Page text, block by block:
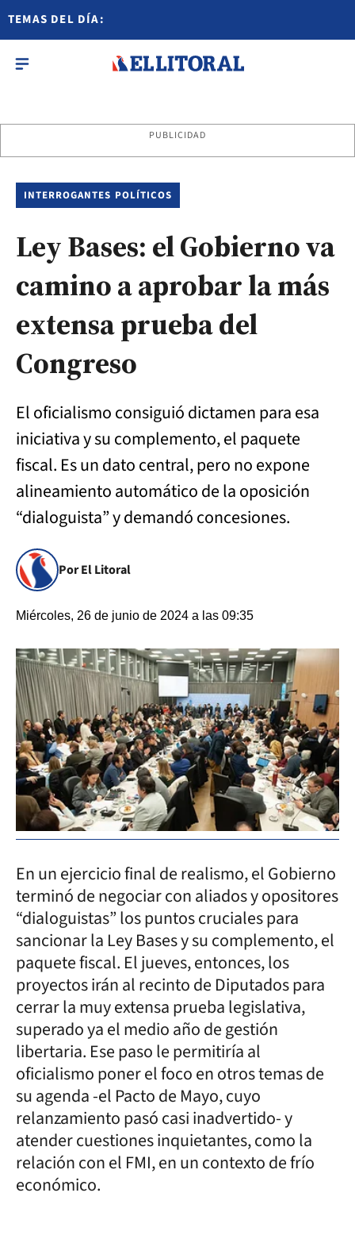
TEMAS DEL DÍA:
PUBLICIDAD
INTERROGANTES POLÍTICOS
Ley Bases: el Gobierno va
camino a aprobar la más
extensa prueba del
Congreso
El oficialismo consiguió dictamen para esa
iniciativa y su complemento, el paquete
fiscal. Es un dato central, pero no expone
alineamiento automático de la oposición
“dialoguista” y demandó concesiones.
Por El Litoral
Miércoles, 26 de junio de 2024 a las 09:35
En un ejercicio final de realismo, el Gobierno
terminó de negociar con aliados y opositores
“dialoguistas” los puntos cruciales para
sancionar la Ley Bases y su complemento, el
paquete fiscal. El jueves, entonces, los
proyectos irán al recinto de Diputados para
cerrar la muy extensa prueba legislativa,
superado ya el medio año de gestión
libertaria. Ese paso le permitiría al
oficialismo poner el foco en otros temas de
su agenda -el Pacto de Mayo, cuyo
relanzamiento pasó casi inadvertido- y
atender cuestiones inquietantes, como la
relación con el FMI, en un contexto de frío
económico.